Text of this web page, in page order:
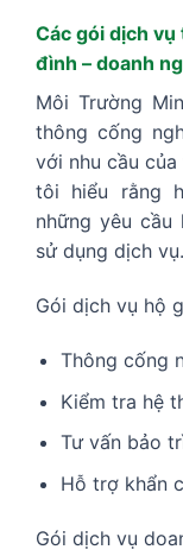
Các gói dịch
đình – doanh
Môi Trường
thông cống
với nhu cầu
tôi hiểu rằng
những yêu
sử dụng dịch vụ.
Gói dịch vụ hộ
Thông cống
Kiểm tra hệ
Tư vấn bảo
Hỗ trợ khẩn
Gói dịch vụ